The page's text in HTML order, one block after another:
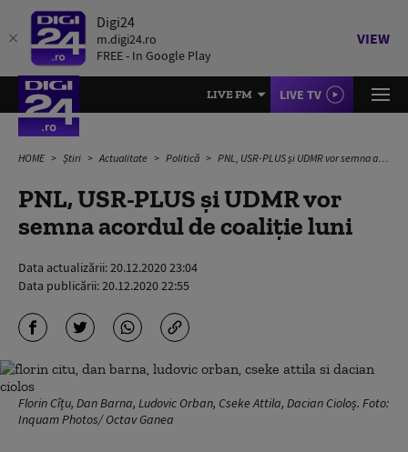
Digi24
m.digi24.ro
FREE - In Google Play
VIEW
LIVE FM LIVE TV
HOME Știri Actualitate Politică PNL, USR-PLUS și UDMR vor semna acordul de coaliție luni
PNL, USR-PLUS și UDMR vor
semna acordul de coaliție luni
Data actualizării:20.12.2020 23:04
Data publicării:20.12.2020 22:55
Florin Cîțu, Dan Barna, Ludovic Orban, Cseke Attila, Dacian Cioloș. Foto:
Inquam Photos/ Octav Ganea